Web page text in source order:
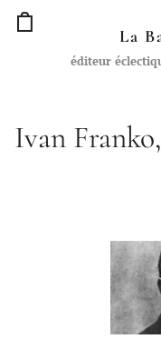
La
éditeur
Ivan